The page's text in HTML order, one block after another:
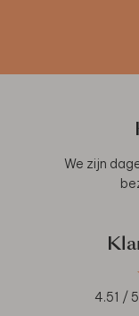
We zijn
4.51 /